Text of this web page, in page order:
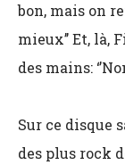
bon, mais on
mieux’’ Et, là,
des mains:
Sur ce disque
des plus rock